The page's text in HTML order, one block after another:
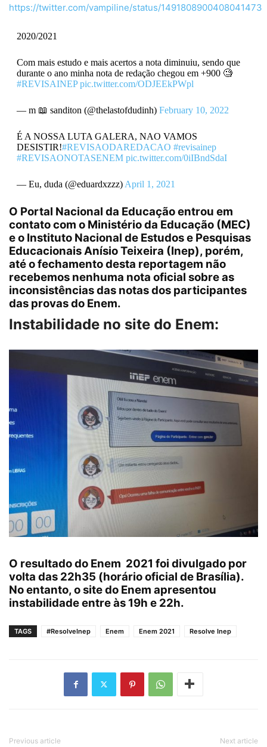
https://twitter.com/vampiline/status/1491808900408041473
2020/2021
Com mais estudo e mais acertos a nota diminuiu, sendo que
durante o ano minha nota de redação chegou em +900 🧐
#REVISAINEP pic.twitter.com/ODJEEkPWpl
— m 📖 sanditon (@thelastofdudinh) February 10, 2022
É A NOSSA LUTA GALERA, NAO VAMOS
DESISTIR!#REVISAODAREDACAO #revisainep
#REVISAONOTASENEM pic.twitter.com/0iIBndSdaI
— Eu, duda (@eduardxzzz) April 1, 2021
O Portal Nacional da Educaçãoentrou em
contato com o Ministério da Educação (MEC)
e o Instituto Nacional de Estudos e Pesquisas
Educacionais Anísio Teixeira (Inep), porém,
até o fechamento desta reportagem não
recebemos nenhuma nota oficial sobre as
inconsistências das notas dos participantes
das provas do Enem.
Instabilidade no site do Enem:
O resultado do Enem 2021 foi divulgado por
volta das 22h35 (horário oficial de Brasília).
No entanto, o site do Enem apresentou
instabilidade entre às 19h e 22h.
TAGS #ResolveInep Enem Enem 2021 Resolve Inep
Previous article Next article